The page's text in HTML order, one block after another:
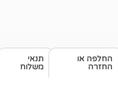
תנאי
משלוח